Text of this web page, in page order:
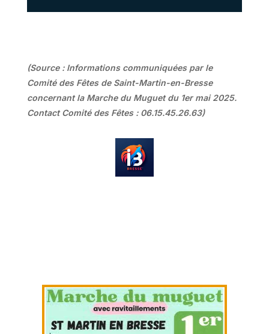
(Source : Informations communiquées par le
Comité des Fêtes de Saint-Martin-en-Bresse
concernant la Marche du Muguet du 1er mai 2025.
Contact Comité des Fêtes : 06.15.45.26.63)